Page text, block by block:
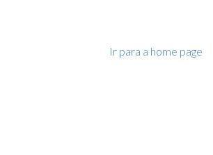
Ir para a home page